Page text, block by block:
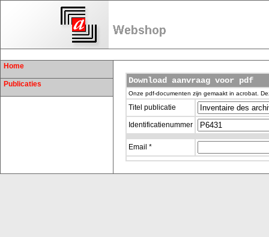
Home
Publicaties Download aanvraag voor pdf
Onze pdf-documenten zijn gemaakt in acrobat.
Titel publicatie
Identificatienummer
Email *